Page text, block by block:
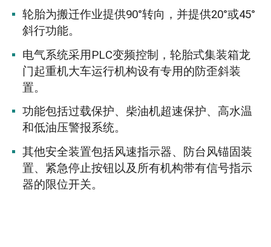
轮胎为搬迁作业提供90°转向，并提供20°或45°
斜行功能。
电气系统采用PLC变频控制，轮胎式集装箱龙
门起重机大车运行机构设有专用的防歪斜装
置。
功能包括过载保护、柴油机超速保护、高水温
和低油压警报系统。
其他安全装置包括风速指示器、防台风锚固装
置、紧急停止按钮以及所有机构带有信号指示
器的限位开关。